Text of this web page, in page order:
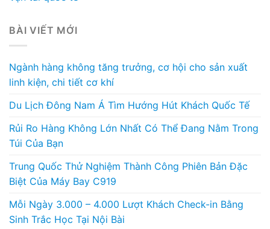
BÀI VIẾT MỚI
Ngành hàng không tăng trưởng, cơ hội cho sản xuất
linh kiện, chi tiết cơ khí
Du Lịch Đông Nam Á Tìm Hướng Hút Khách Quốc Tế
Rủi Ro Hàng Không Lớn Nhất Có Thể Đang Nằm Trong
Túi Của Bạn
Trung Quốc Thử Nghiệm Thành Công Phiên Bản Đặc
Biệt Của Máy Bay C919
Mỗi Ngày 3.000 – 4.000 Lượt Khách Check-in Bằng
Sinh Trắc Học Tại Nội Bài